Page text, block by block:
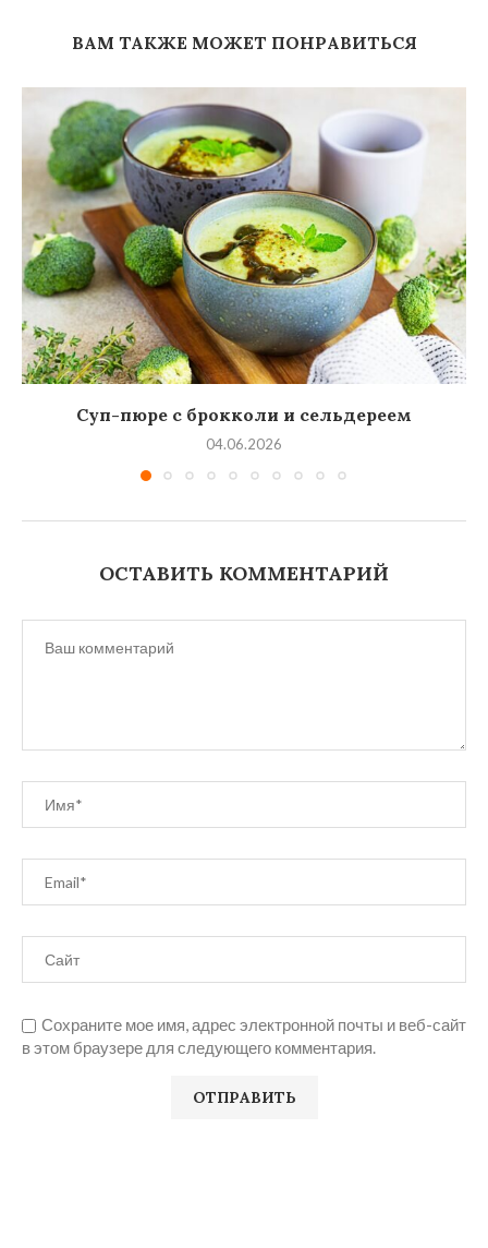
ВАМ ТАКЖЕ МОЖЕТ ПОНРАВИТЬСЯ
Суп-пюре с брокколи и сельдереем
04.06.2026
ОСТАВИТЬ КОММЕНТАРИЙ
Сохраните мое имя, адрес электронной почты и веб-сайт
в этом браузере для следующего комментария.